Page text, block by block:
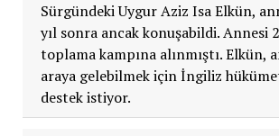
Sürgündeki Uygur Aziz Isa Elkün,
yıl sonra ancak konuşabildi. Annesi
toplama kampına alınmıştı. Elkün,
araya gelebilmek için İngiliz
destek istiyor.